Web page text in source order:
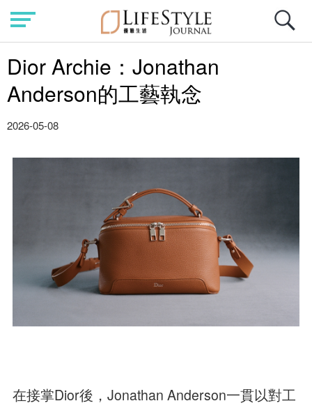
Dior Archie：Jonathan
Anderson的工藝執念
2026-05-08
在接掌Dior後，Jonathan Anderson一貫以對工